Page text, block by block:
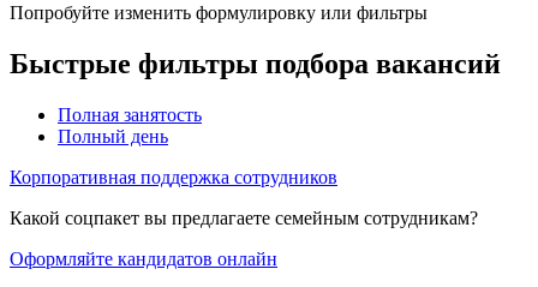
Попробуйте изменить формулировку или фильтры
Быстрые фильтры подбора вакансий
Полная занятость
Полный день
Корпоративная поддержка сотрудников
Какой соцпакет вы предлагаете семейным сотрудникам?
Оформляйте кандидатов онлайн